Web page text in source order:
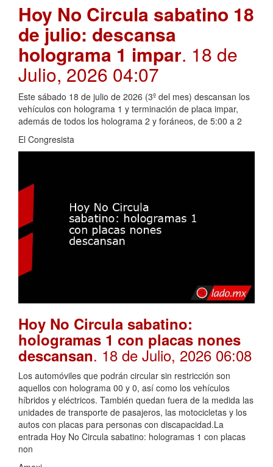
Hoy No Circula sabatino 18
de julio: descansa
holograma 1 impar. 18 de
Julio, 2026 04:07
Este sábado 18 de julio de 2026 (3º del mes) descansan los
vehículos con holograma 1 y terminación de placa impar,
además de todos los holograma 2 y foráneos, de 5:00 a 2
El Congresista
Hoy No Circula sabatino:
hologramas 1 con placas nones
descansan. 18 de Julio, 2026 06:08
Los automóviles que podrán circular sin restricción son
aquellos con holograma 00 y 0, así como los vehículos
híbridos y eléctricos. También quedan fuera de la medida las
unidades de transporte de pasajeros, las motocicletas y los
autos con placas para personas con discapacidad.La
entrada Hoy No Circula sabatino: hologramas 1 con placas
non